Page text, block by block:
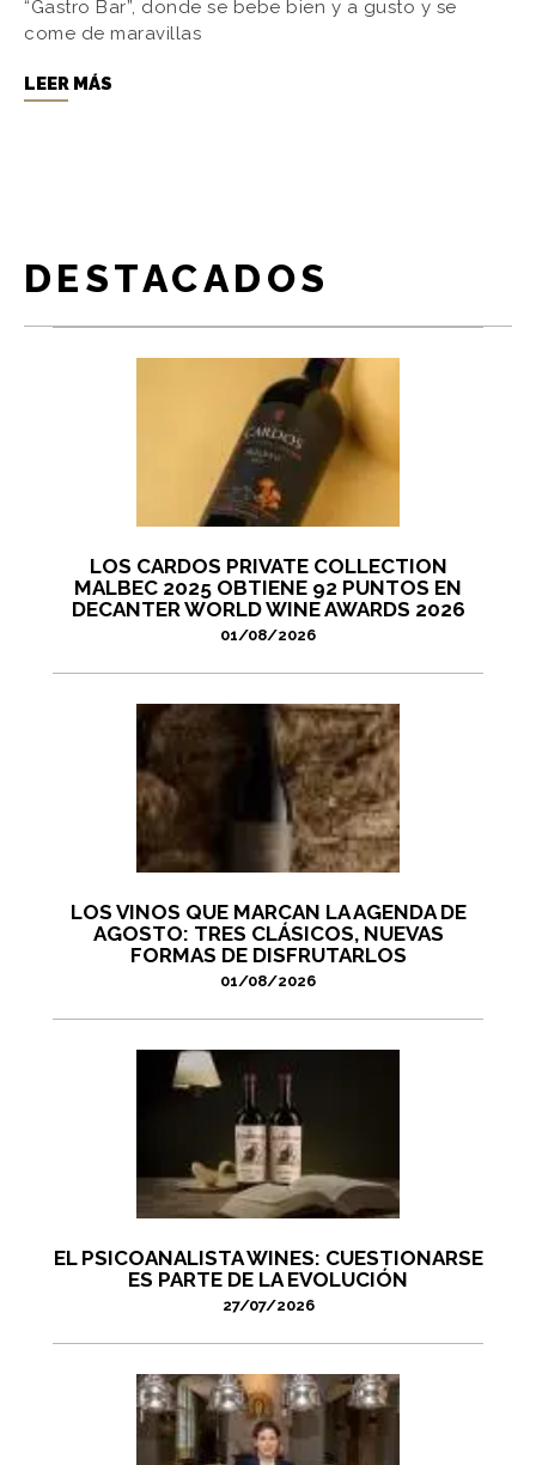
“Gastro Bar”, donde se bebe bien y a gusto y se
come de maravillas
LEER MÁS
DESTACADOS
LOS CARDOS PRIVATE COLLECTION
MALBEC 2025 OBTIENE 92 PUNTOS EN
DECANTER WORLD WINE AWARDS 2026
01/08/2026
LOS VINOS QUE MARCAN LA AGENDA DE
AGOSTO: TRES CLÁSICOS, NUEVAS
FORMAS DE DISFRUTARLOS
01/08/2026
EL PSICOANALISTA WINES: CUESTIONARSE
ES PARTE DE LA EVOLUCIÓN
27/07/2026